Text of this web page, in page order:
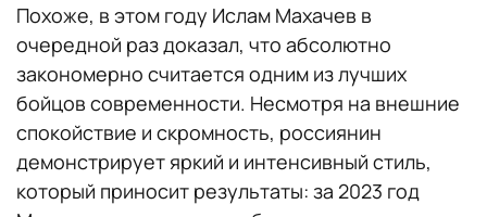
Похоже, в этом году Ислам Махачев в
очередной раз доказал, что абсолютно
закономерно считается одним из лучших
бойцов современности. Несмотря на внешние
спокойствие и скромность, россиянин
демонстрирует яркий и интенсивный стиль,
который приносит результаты: за 2023 год